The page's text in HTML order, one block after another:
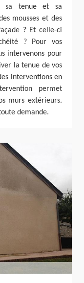
sa tenue et sa
mousses et des
? Et celle-ci
? Pour vos
intervenons pour
la tenue de vos
interventions en
permet
murs extérieurs.
demande.